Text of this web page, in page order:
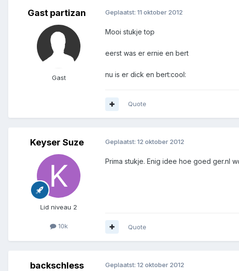
Gast partizan
Gast
Geplaatst: 11 oktober 2012
Mooi stukje top
eerst was er ernie en bert
nu is er dick en bert:cool:
Quote
Keyser Suze
Lid niveau 2
10k
Geplaatst: 12 oktober 2012
Prima stukje. Enig idee hoe goed ger.nl
Quote
backschless Geplaatst: 12 oktober 2012